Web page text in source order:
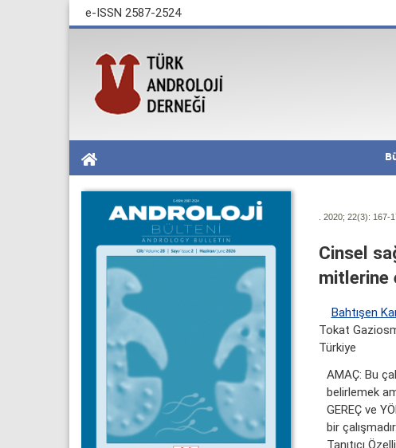
e-ISSN 2587-2524
. 2020; 22(3): 167-
Cinsel
mitlerine
Bahtışen
Tokat
Türkiye
AMAÇ: Bu
belirlemek
GEREÇ ve
bir
Tanıtıcı